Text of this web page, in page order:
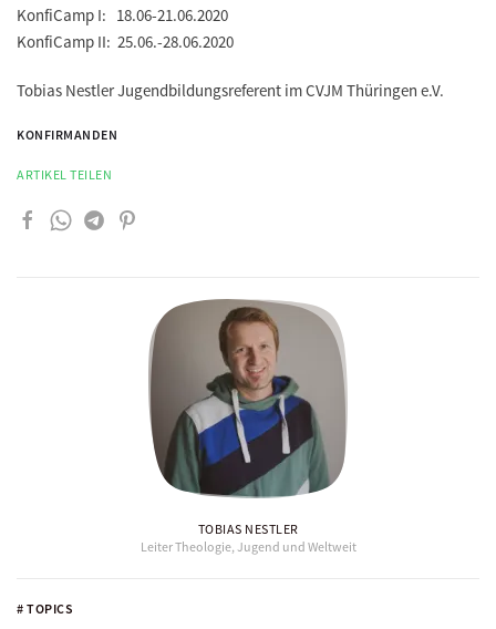
# TOPICS
KonfiCamp I: 18.06-21.06.2020
KonfiCamp II: 25.06.-28.06.2020
Tobias Nestler Jugendbildungsreferent im CVJM Thüringen e.V.
KONFIRMANDEN
ARTIKEL TEILEN
TOBIAS NESTLER
Leiter Theologie, Jugend und Weltweit